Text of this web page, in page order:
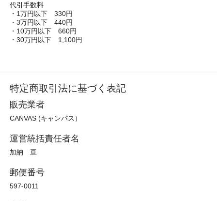
代引手数料
・1万円以下 330円
・3万円以下 440円
・10万円以下 660円
・30万円以下 1,100円
特定商取引法に基づく表記
販売業者
CANVAS (キャンバス）
運営統括責任者名
加納 亘
郵便番号
597-0011